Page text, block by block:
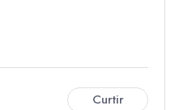
Curtir